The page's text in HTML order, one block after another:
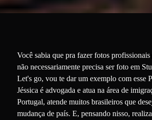
Você sabia que pra fazer fotos profissionais
não necessariamente precisa ser foto em
Let's go, vou te dar um exemplo com esse
Jéssica é advogada e atua na área de
Portugal, atende muitos brasileiros que
mudança de país. E, pensando nisso,